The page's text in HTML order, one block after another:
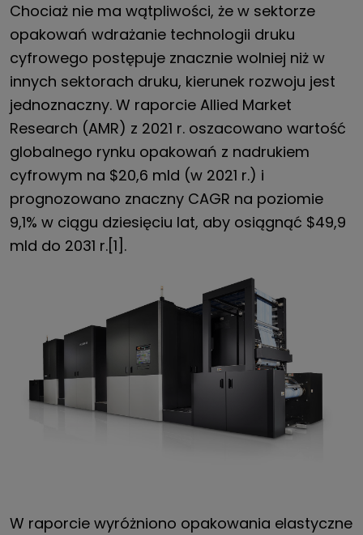
Chociaż nie ma wątpliwości, że w sektorze
opakowań wdrażanie technologii druku
cyfrowego postępuje znacznie wolniej niż w
innych sektorach druku, kierunek rozwoju jest
jednoznaczny. W raporcie Allied Market
Research (AMR) z 2021 r. oszacowano wartość
globalnego rynku opakowań z nadrukiem
cyfrowym na $20,6 mld (w 2021 r.) i
prognozowano znaczny CAGR na poziomie
9,1% w ciągu dziesięciu lat, aby osiągnąć $49,9
mld do 2031 r.[1].
W raporcie wyróżniono opakowania elastyczne